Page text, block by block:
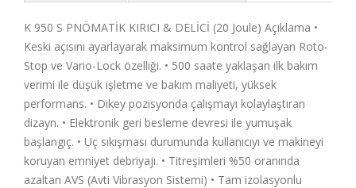
K 950 S PNÖMATİK KIRICI & DELİCİ (20 Joule) Açıklama •
Keski açısını ayarlayarak maksimum kontrol sağlayan Roto-
Stop ve Vario-Lock özelliği. • 500 saate yaklaşan ilk bakım
verimi ile düşük işletme ve bakım maliyeti, yüksek
performans. • Dikey pozisyonda çalışmayı kolaylaştıran
dizayn. • Elektronik geri besleme devresi ile yumuşak
başlangıç. • Uç sıkışması durumunda kullanıcıyı ve makineyi
koruyan emniyet debriyajı. • Titreşimleri %50 oranında
azaltan AVS (Avti Vibrasyon Sistemi) • Tam izolasyonlu